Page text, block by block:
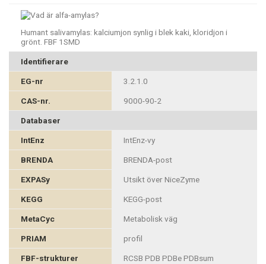
Humant salivamylas: kalciumjon synlig i blek kaki, kloridjon i
grönt. FBF 1SMD
Identifierare
EG-nr 3.2.1.0
CAS-nr. 9000-90-2
Databaser
IntEnz IntEnz-vy
BRENDA BRENDA-post
EXPASy Utsikt över NiceZyme
KEGG KEGG-post
MetaCyc Metabolisk väg
PRIAM profil
FBF-strukturer RCSB PDB PDBe PDBsum